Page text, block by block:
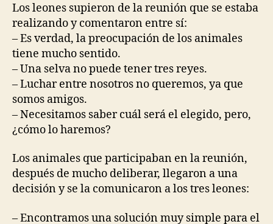
Los leones supieron de la reunión que se estaba
realizando y comentaron entre sí:
– Es verdad, la preocupación de los animales
tiene mucho sentido.
– Una selva no puede tener tres reyes.
– Luchar entre nosotros no queremos, ya que
somos amigos.
– Necesitamos saber cuál será el elegido, pero,
¿cómo lo haremos?
Los animales que participaban en la reunión,
después de mucho deliberar, llegaron a una
decisión y se la comunicaron a los tres leones:
– Encontramos una solución muy simple para el